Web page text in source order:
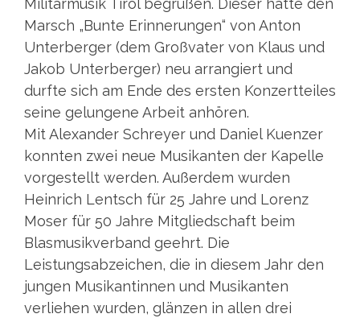
Militärmusik Tirol begrüßen. Dieser hatte den
Marsch „Bunte Erinnerungen“ von Anton
Unterberger (dem Großvater von Klaus und
Jakob Unterberger) neu arrangiert und
durfte sich am Ende des ersten Konzertteiles
seine gelungene Arbeit anhören.
Mit Alexander Schreyer und Daniel Kuenzer
konnten zwei neue Musikanten der Kapelle
vorgestellt werden. Außerdem wurden
Heinrich Lentsch für 25 Jahre und Lorenz
Moser für 50 Jahre Mitgliedschaft beim
Blasmusikverband geehrt. Die
Leistungsabzeichen, die in diesem Jahr den
jungen Musikantinnen und Musikanten
verliehen wurden, glänzen in allen drei